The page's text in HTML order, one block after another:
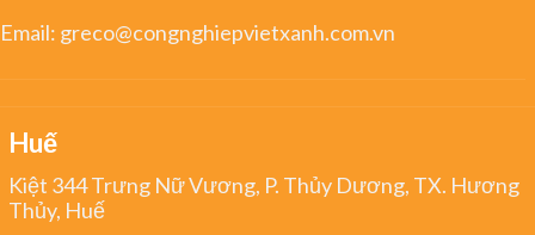
Email: greco@congnghiepvietxanh.com.vn
Huế
Kiệt 344 Trưng Nữ Vương, P. Thủy Dương, TX. Hương
Thủy, Huế